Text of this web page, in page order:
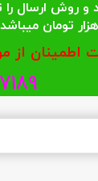
کمتر از
اطمینان از